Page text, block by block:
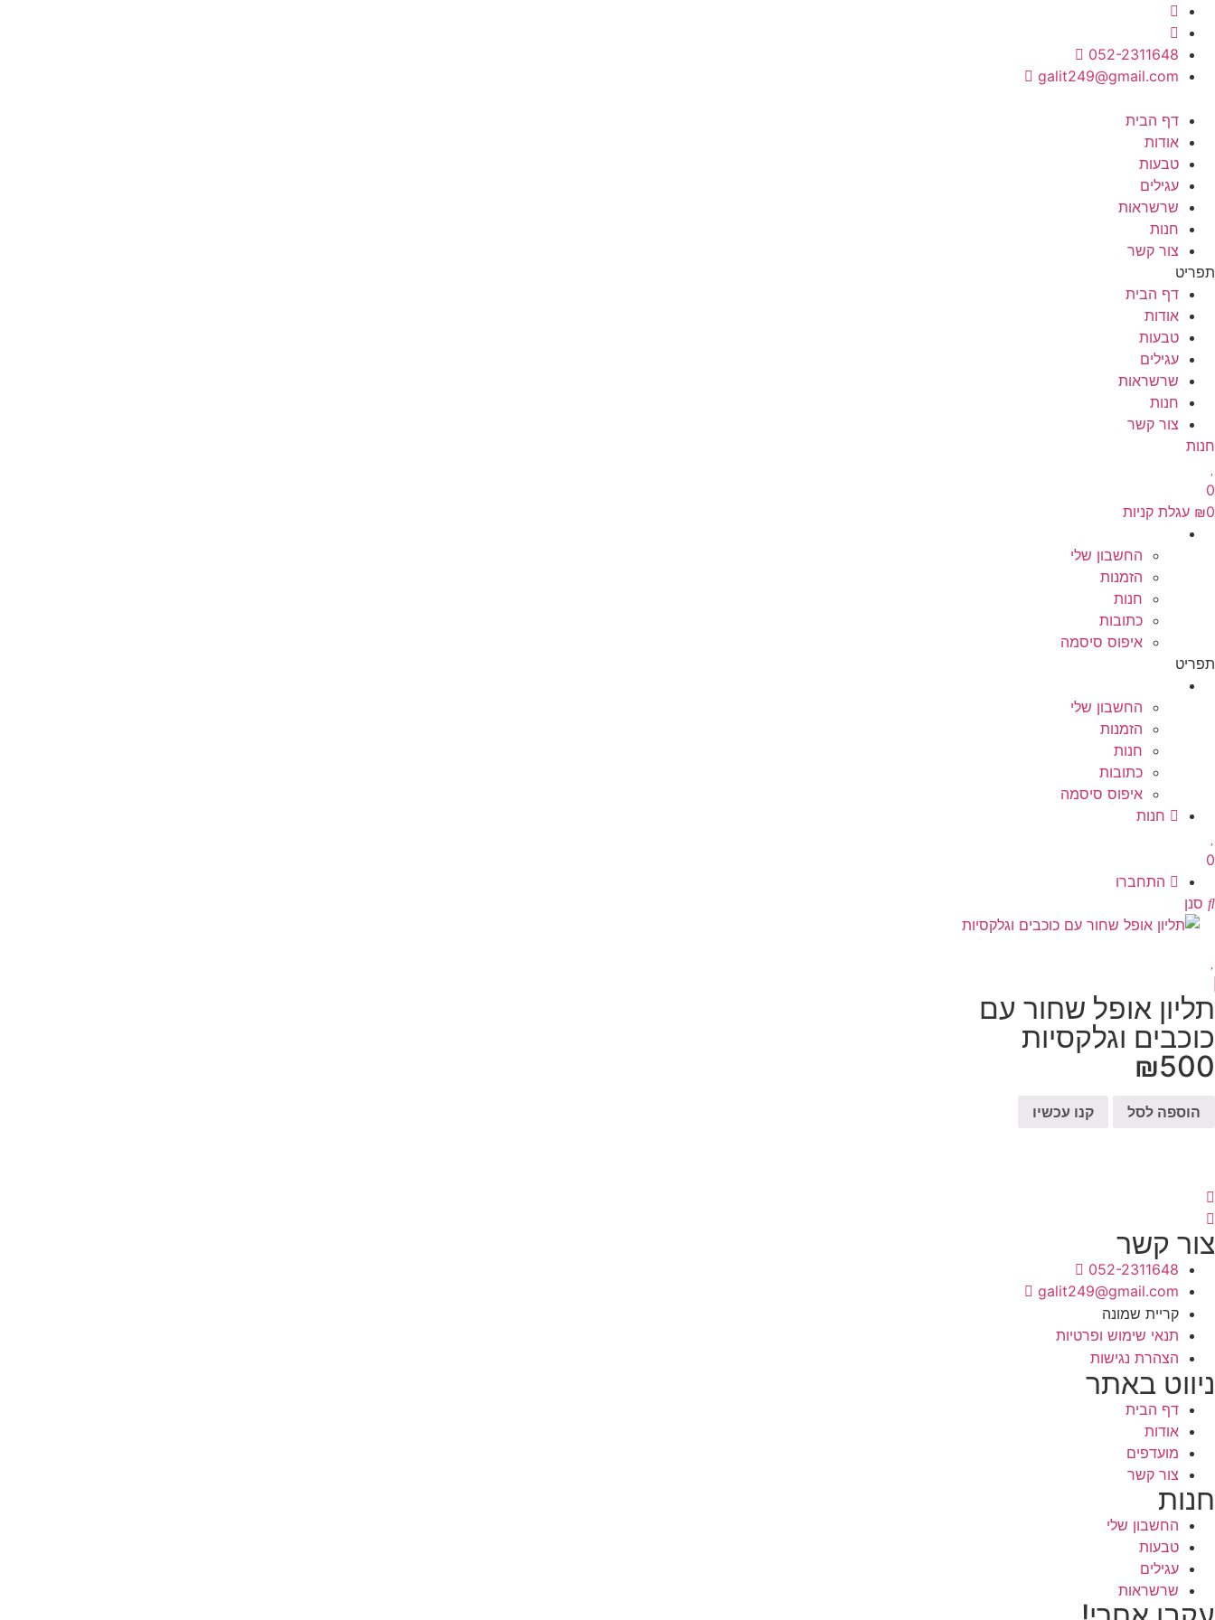
לתוכן
052-2311648
galit249@gmail.com
דף הבית
אודות
טבעות
עגילים
שרשראות
חנות
צור קשר
תפריט
דף הבית
אודות
טבעות
עגילים
שרשראות
חנות
צור קשר
חנות
0
₪0 עגלת קניות
החשבון שלי
הזמנות
חנות
כתובות
איפוס סיסמה
תפריט
החשבון שלי
הזמנות
חנות
כתובות
איפוס סיסמה
חנות
0
התחברו
סנן
תליון אופל שחור עם
כוכבים וגלקסיות
₪500
הוספה לסל קנו עכשיו
צור קשר
052-2311648
galit249@gmail.com
קריית שמונה
תנאי שימוש ופרטיות
הצהרת נגישות
ניווט באתר
דף הבית
אודות
מועדפים
צור קשר
חנות
החשבון שלי
טבעות
עגילים
שרשראות